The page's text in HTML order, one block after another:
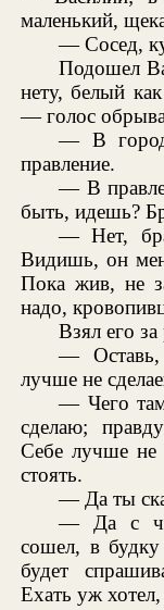
маленький,
— Сосед,
Подошел
нету, белый
— голос
— В
правление.
— В
быть, идешь?
— Нет,
Видишь, он
Пока жив, не
надо,
Взял его
— Оставь,
лучше не
— Чего
сделаю;
Себе лучше не
стоять.
— Да ты
— Да с
сошел, в
будет
Ехать уж